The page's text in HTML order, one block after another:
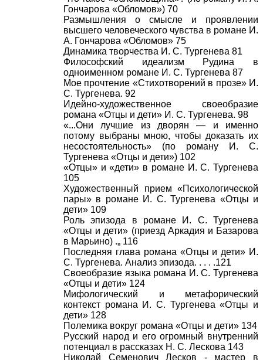
Гончарова «Обломов») 70
Размышления о смысле и проявлении
высшего человеческого чувства в романе И.
А. Гончарова «Обломов» 75
Динамика творчества И. С. Тургенева 81
Философский идеализм Рудина в
одноименном романе И. С. Тургенева 87
Мое прочтение «Стихотворений в прозе» И.
С. Тургенева. 92
Идейно-художественное своеобразие
романа «Отцы и дети» И. С. Тургенева. 98
«...Они лучшие из дворян — и именно
потому выбраны мною, чтобы доказать их
несостоятельность» (по роману И. С.
Тургенева «Отцы и дети») 102
«Отцы» и «дети» в романе И. С. Тургенева
105
Художественный прием «Психологической
пары» в романе И. С. Тургенева «Отцы и
дети» 109
Роль эпизода в романе И. С. Тургенева
«Отцы и дети» (приезд Аркадия и Базарова
в Марьино) .„ 116
Последняя глава романа «Отцы и дети» И.
С. Тургенева. Анализ эпизода. . . . .121
Своеобразие языка романа И. С. Тургенева
«Отцы и дети» 124
Мифологический и метафорический
контекст романа И. С. Тургенева «Отцы и
дети» 128
Полемика вокруг романа «Отцы и дети» 134
Русский народ и его огромный внутренний
потенциал в рассказах Н. С. Лескова 143
Николай Семенович Лесков - мастер в